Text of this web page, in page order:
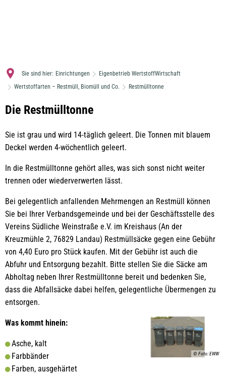
Sie sind hier: Einrichtungen
Eigenbetrieb WertstoffWirtschaft
Wertstoffarten – Restmüll, Biomüll und Co.
Restmülltonne
Restmülltonne
Die Restmülltonne
Sie ist grau und wird 14-täglich geleert. Die Tonnen mit blauem
Deckel werden 4-wöchentlich geleert.
In die Restmülltonne gehört alles, was sich sonst nicht weiter
trennen oder wiederverwerten lässt.
Bei gelegentlich anfallenden Mehrmengen an Restmüll können
Sie bei Ihrer Verbandsgemeinde und bei der Geschäftsstelle des
Vereins Südliche Weinstraße e.V. im Kreishaus (An der
Kreuzmühle 2, 76829 Landau) Restmüllsäcke gegen eine Gebühr
von 4,40 Euro pro Stück kaufen. Mit der Gebühr ist auch die
Abfuhr und Entsorgung bezahlt. Bitte stellen Sie die Säcke am
Abholtag neben Ihrer Restmülltonne bereit und bedenken Sie,
dass die Abfallsäcke dabei helfen, gelegentliche Übermengen zu
entsorgen.
© Foto: EWW
Was kommt hinein:
Asche, kalt
Farbbänder
Farben, ausgehärtet